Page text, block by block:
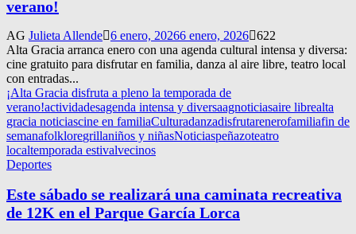
verano!
AG Julieta Allende 6 enero, 20266 enero, 2026 622
Alta Gracia arranca enero con una agenda cultural intensa y diversa:
cine gratuito para disfrutar en familia, danza al aire libre, teatro local
con entradas...
¡Alta Gracia disfruta a pleno la temporada de
verano!actividadesagenda intensa y diversaagnoticiasaire librealta
gracia noticiascine en familiaCulturadanzadisfrutarenerofamiliafin de
semanafolkloregrillaniños y niñasNoticiaspeñazoteatro
localtemporada estivalvecinos
Deportes
Este sábado se realizará una caminata recreativa
de 12K en el Parque García Lorca